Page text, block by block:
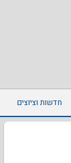
חדשות וציוצים